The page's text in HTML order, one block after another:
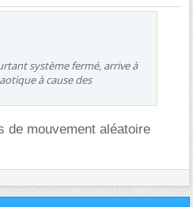
système fermé, arrive à
à cause des
de mouvement aléatoire